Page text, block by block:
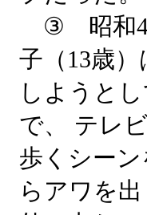
③ 昭和47
子（13歳
しようと
で、 テレ
歩くシー
らアワを